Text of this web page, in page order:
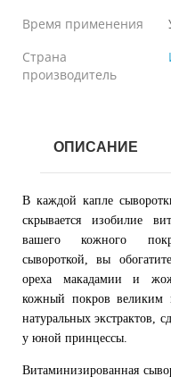
Время применения
Страна
производитель
ОПИСАНИЕ
В каждой капле
скрывается изобилие
вашего кожного
сывороткой, вы
ореха макадамии и
кожный покров великим
натуральных экстрактов,
у юной принцессы.
Витаминизированная